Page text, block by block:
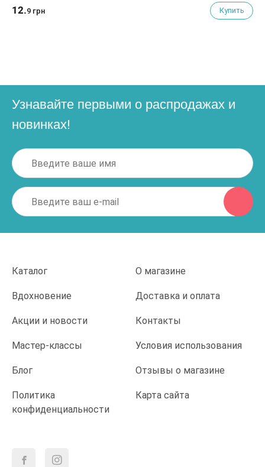
12.9 грн Купить
Узнавайте первыми о распродажах и
новинках!
Каталог О магазине
Вдохновение Доставка и оплата
Акции и новости Контакты
Мастер-классы Условия использования
Блог Отзывы о магазине
Политика
конфиденциальности
Карта сайта